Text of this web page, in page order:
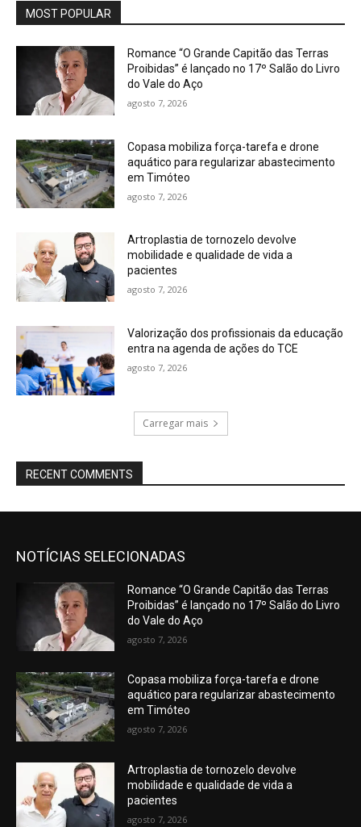
MOST POPULAR
Romance “O Grande Capitão das Terras
Proibidas” é lançado no 17º Salão do Livro
do Vale do Aço
agosto 7, 2026
Copasa mobiliza força-tarefa e drone
aquático para regularizar abastecimento
em Timóteo
agosto 7, 2026
Artroplastia de tornozelo devolve
mobilidade e qualidade de vida a
pacientes
agosto 7, 2026
Valorização dos profissionais da educação
entra na agenda de ações do TCE
agosto 7, 2026
Carregar mais
RECENT COMMENTS
NOTÍCIAS SELECIONADAS
Romance “O Grande Capitão das Terras
Proibidas” é lançado no 17º Salão do Livro
do Vale do Aço
agosto 7, 2026
Copasa mobiliza força-tarefa e drone
aquático para regularizar abastecimento
em Timóteo
agosto 7, 2026
Artroplastia de tornozelo devolve
mobilidade e qualidade de vida a
pacientes
agosto 7, 2026